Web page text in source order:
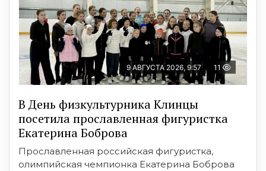
9 АВГУСТА 2026, 9:57 11
В День физкультурника Клинцы
посетила прославленная фигуристка
Екатерина Боброва
Прославленная российская фигуристка,
олимпийская чемпионка Екатерина Боброва